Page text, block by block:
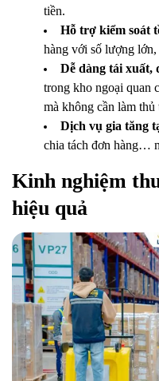
tiền.
Hỗ trợ kiểm soát
hàng với số lượng lớn,
Dễ dàng tái
trong kho ngoại quan
mà không cần làm
Dịch vụ gia tăng
chia tách đơn hàng…
Kinh nghiệm
hiệu quả